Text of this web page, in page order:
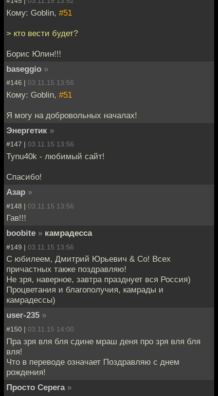
Кому: Goblin, #51
> кто вести будет?
Борис Юлин!!!
baseggio »
#146 | 03.11.15 13:56
Кому: Goblin, #51
Я могу на добровольных началах!
Энергетик »
#147 | 03.11.15 13:56
Tynu40k - любимый сайт!
Спасибо!
Азар »
#148 | 03.11.15 13:56
Гав!!!
boobite » камрадесса
#149 | 03.11.15 13:56
С юбилеем, Дмитрий Юрьевич & Co! Всех
причастных также поздравляю!
Не зря, наверное, завтра празднует вся Россия)
Процветания и благополучия, камрады и
камрадессы)
user-235 »
#150 | 03.11.15 14:00
Пра зря вля бля сдине мраш деня про зря вля бля
вля!
Что в переводе означает Поздравляю с днем
рождения!
Просто Серега »